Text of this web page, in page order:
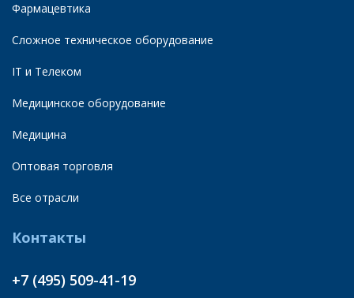
Фармацевтика
Сложное техническое оборудование
IT и Телеком
Медицинское оборудование
Медицина
Оптовая торговля
Все отрасли
Контакты
+7 (495) 509-41-19